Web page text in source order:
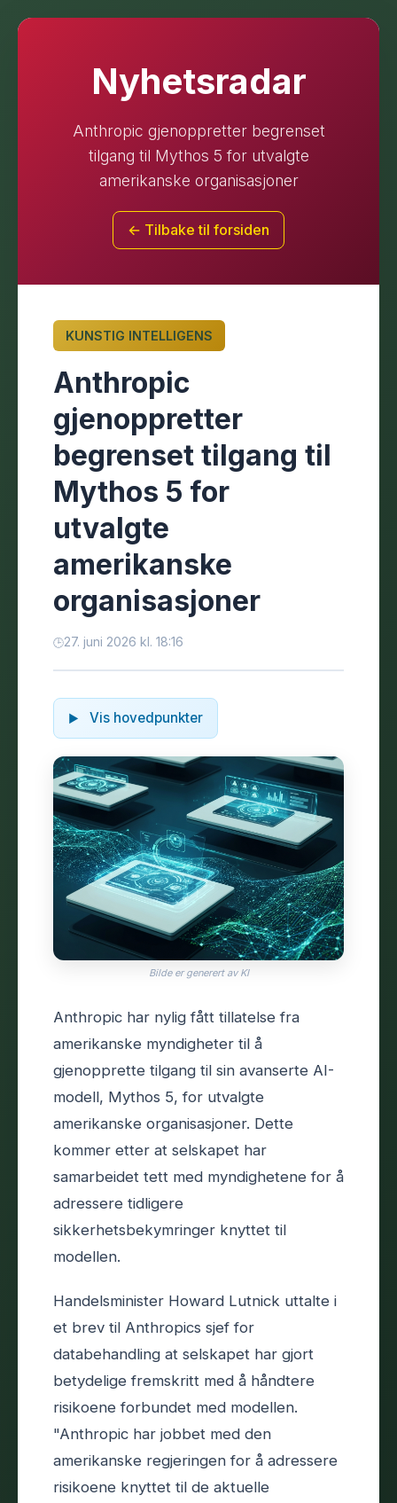
Nyhetsradar
Anthropic gjenoppretter begrenset
tilgang til Mythos 5 for utvalgte
amerikanske organisasjoner
← Tilbake til forsiden
KUNSTIG INTELLIGENS
Anthropic
gjenoppretter
begrenset tilgang til
Mythos 5 for
utvalgte
amerikanske
organisasjoner
27. juni 2026 kl. 18:16
Vis hovedpunkter
Bilde er generert av KI
Anthropic har nylig fått tillatelse fra
amerikanske myndigheter til å
gjenopprette tilgang til sin avanserte AI-
modell, Mythos 5, for utvalgte
amerikanske organisasjoner. Dette
kommer etter at selskapet har
samarbeidet tett med myndighetene for å
adressere tidligere
sikkerhetsbekymringer knyttet til
modellen.
Handelsminister Howard Lutnick uttalte i
et brev til Anthropics sjef for
databehandling at selskapet har gjort
betydelige fremskritt med å håndtere
risikoene forbundet med modellen.
"Anthropic har jobbet med den
amerikanske regjeringen for å adressere
risikoene knyttet til de aktuelle